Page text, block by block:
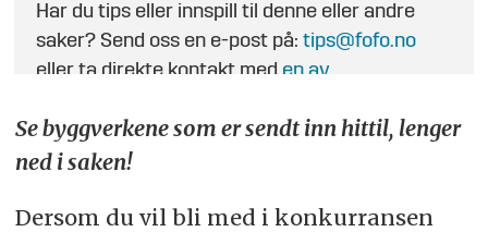
Har du tips eller innspill til denne eller andre
saker? Send oss en e-post på:tips@fofo.no
eller ta direkte kontakt med en av
Se byggverkene som er sendt inn hittil, lenger
ned i saken!
Dersom du vil bli med i konkurransen